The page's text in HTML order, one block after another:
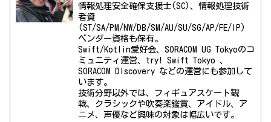
情報処理安全確保支援士(SC)、情報処理技術
者資
(ST/SA/PM/NW/DB/SM/AU/SU/SG/AP/FE/IP)
ベンダー資格も保有。
Swift/Kotlin愛好会、SORACOM UG Tokyoのコ
ミュニティ運営、try! Swift Tokyo 、
SORACOM DIscovery などの運営にも参加して
います。
技術分野以外では、フィギュアスケート観
戦、クラシックや吹奏楽鑑賞、アイドル、ア
ニメ、声優など興味の対象は幅広いです。